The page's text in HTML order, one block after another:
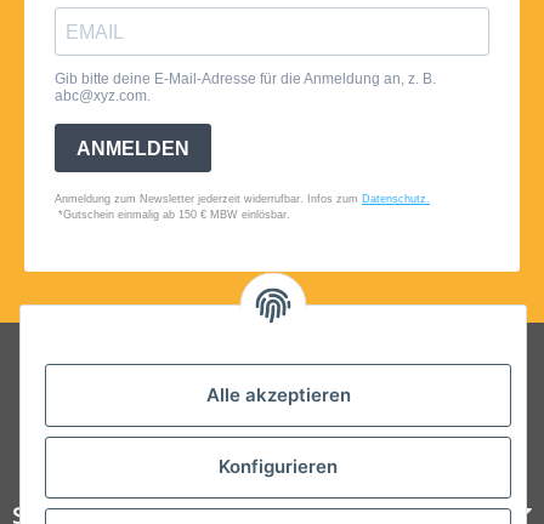
Alle akzeptieren
Konfigurieren
Folgt uns auf Social Media
Steelboxx